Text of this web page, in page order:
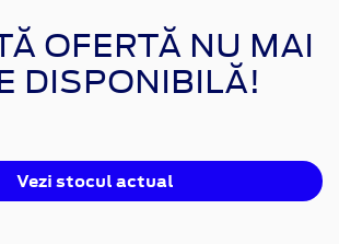
OFERTĂ NU MAI
DISPONIBILĂ!
Vezi stocul actual